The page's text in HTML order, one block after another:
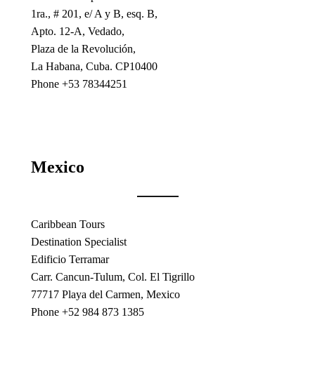
1ra., # 201, e/ A y B, esq. B,
Apto. 12-A, Vedado,
Plaza de la Revolución,
La Habana, Cuba. CP10400
Phone +53 78344251
Mexico
Caribbean Tours
Destination Specialist
Edificio Terramar
Carr. Cancun-Tulum, Col. El Tigrillo
77717 Playa del Carmen, Mexico
Phone +52 984 873 1385